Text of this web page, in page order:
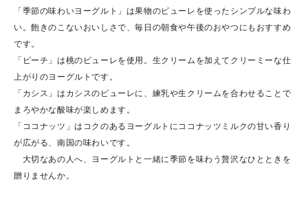
「季節の味わいヨーグルト」は果物のピューレを使ったシンプルな味わ
い。飽きのこないおいしさで、毎日の朝食や午後のおやつにもおすすめ
です。
「ピーチ」は桃のピューレを使用。生クリームを加えてクリーミーな仕
上がりのヨーグルトです。
「カシス」はカシスのピューレに、練乳や生クリームを合わせることで
まろやかな酸味が楽しめます。
「ココナッツ」はコクのあるヨーグルトにココナッツミルクの甘い香り
が広がる、南国の味わいです。
大切なあの人へ、ヨーグルトと一緒に季節を味わう贅沢なひとときを
贈りませんか。